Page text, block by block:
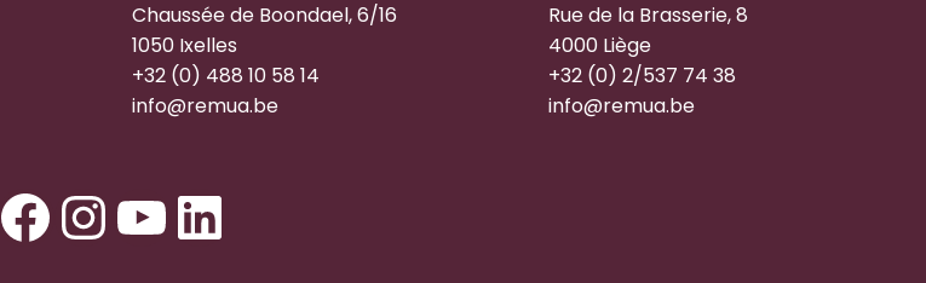
Chaussée de Boondael, 6/16
1050 Ixelles
+32 (0) 488 10 58 14
info@remua.be
Rue de la Brasserie, 8
4000 Liège
+32 (0) 2/537 74 38
info@remua.be
Facebook
Instagram
YouTube
LinkedIn